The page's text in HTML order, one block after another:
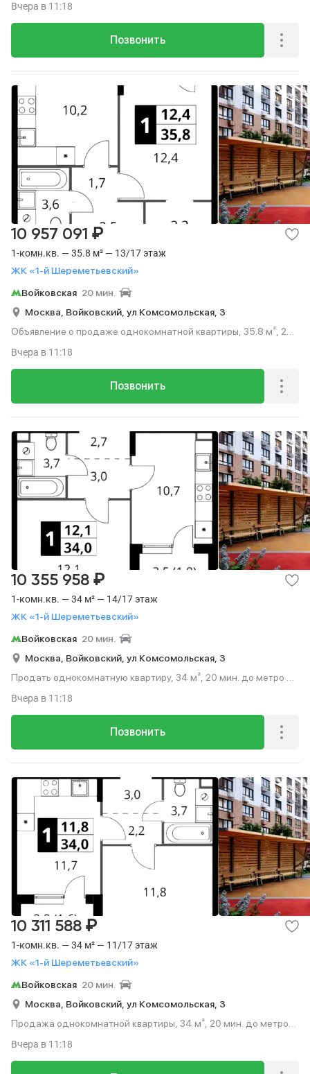
Позвонить
Вчера в 11:18
1-комн.кв. — 35.8 м² — 13/17 этаж
ЖК «1-й Шереметьевский»
10 957 091 ₽
Войковская 20 мин.
Москва, Войковский, ул Комсомольская, 3
Объявление о продаже однокомнатной квартиры, 35.8 м², 20
Позвонить
Вчера в 11:18
1-комн.кв. — 34 м² — 14/17 этаж
ЖК «1-й Шереметьевский»
10 355 958 ₽
Войковская 20 мин.
Москва, Войковский, ул Комсомольская, 3
Продать однокомнатную квартиру, 34 м², 20 мин. до метро на
Позвонить
Вчера в 11:18
1-комн.кв. — 34 м² — 11/17 этаж
ЖК «1-й Шереметьевский»
10 311 588 ₽
Войковская 20 мин.
Москва, Войковский, ул Комсомольская, 3
Продажа однокомнатной квартиры, 34 м², 20 мин. до метро
Вчера в 11:18